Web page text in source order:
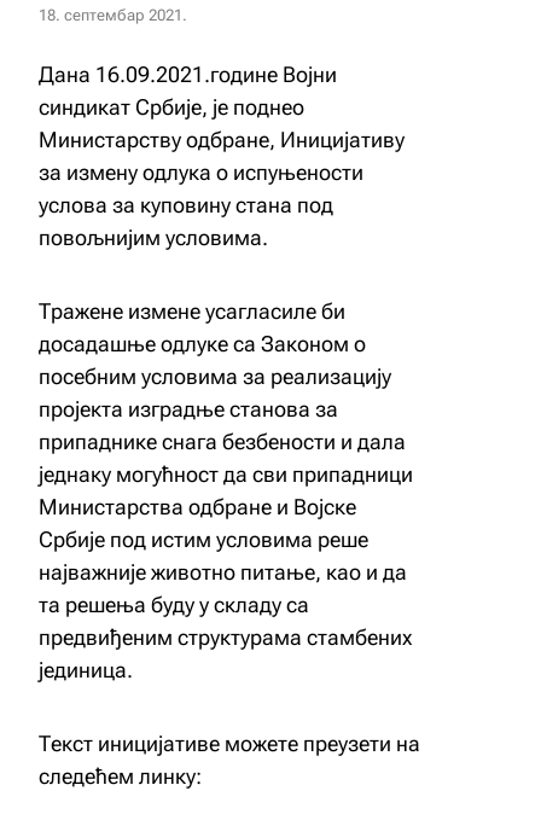
18. септембар 2021.
Дана 16.09.2021.године Војни
синдикат Србије, је поднео
Министарству одбране, Иницијативу
за измену одлука о испуњености
услова за куповину стана под
повољнијим условима.
Тражене измене усагласиле би
досадашње одлуке са Законом о
посебним условима за реализацију
пројекта изградње станова за
припаднике снага безбености и дала
једнаку могућност да сви припадници
Министарства одбране и Војске
Србије под истим условима реше
најважније животно питање, као и да
та решења буду у складу са
предвиђеним структурама стамбених
јединица.
Текст иницијативе можете преузети на
следећем линку: